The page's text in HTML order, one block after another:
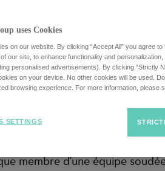
inspirants pour nos clients -
et des candidats pour
membre d'une équipe
uses Cookies
on our website. By clicking “Accept All” you agree
our site, to enhance functionality and
personalised advertisements). By clicking “Strictly
on your device. No other cookies will be used.
browsing experience. For more information, please
SETTINGS